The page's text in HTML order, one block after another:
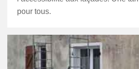
pour tous.